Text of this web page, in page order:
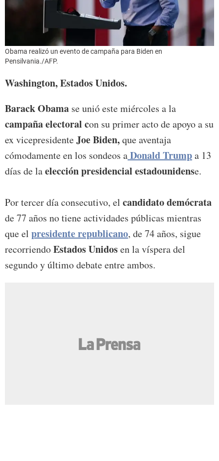
Obama realizó un evento de campaña para Biden en
Pensilvania./AFP.
Washington, Estados Unidos.
Barack Obama se unió este miércoles a la
campaña electoral con su primer acto de apoyo a su
ex vicepresidenteJoe Biden,que aventaja
cómodamente en los sondeos aDonald Trumpa 13
días de laelección presidencial estadounidense.
Por tercer día consecutivo, el candidato demócrata
de 77 años no tiene actividades públicas mientras
que el presidente republicano, de 74 años, sigue
recorriendoEstados Unidosen la víspera del
segundo y último debate entre ambos.